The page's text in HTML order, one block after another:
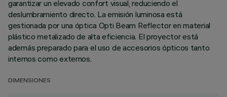
garantizar un elevado confort visual, reduciendo el
deslumbramiento directo. La emisión luminosa está
gestionada por una óptica Opti Beam Reflector en material
plástico metalizado de alta eficiencia. El proyector está
además preparado para el uso de accesorios ópticos tanto
internos como externos.
DIMENSIONES